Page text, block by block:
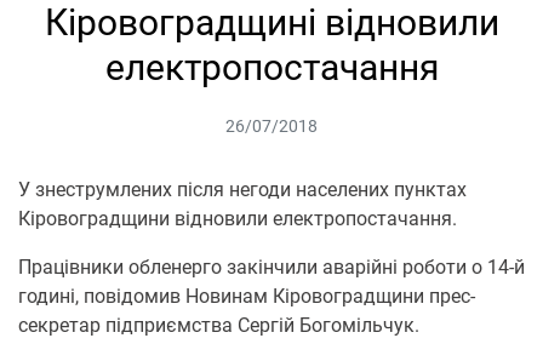
Кіровоградщині відновили
електропостачання
26/07/2018
У знеструмлених після негоди населених пунктах
Кіровоградщини відновили електропостачання.
Працівники обленерго закінчили аварійні роботи о 14-й
годині, повідомив Новинам Кіровоградщини прес-
секретар підприємства Сергій Богомільчук.